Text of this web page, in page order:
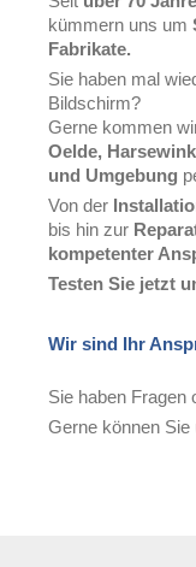
kümmern uns um
Fabrikate.
Sie haben mal
Bildschirm?
Gerne kommen
Oelde,
und Umgebung
Von der
bis hin zur
kompetenter
Testen Sie jetzt
Wir sind Ihr
Sie haben Fragen
Gerne können